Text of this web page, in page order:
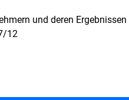
und deren
12